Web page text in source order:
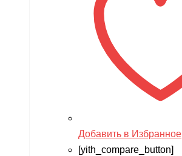
Добавить в Избранное
[yith_compare_button]